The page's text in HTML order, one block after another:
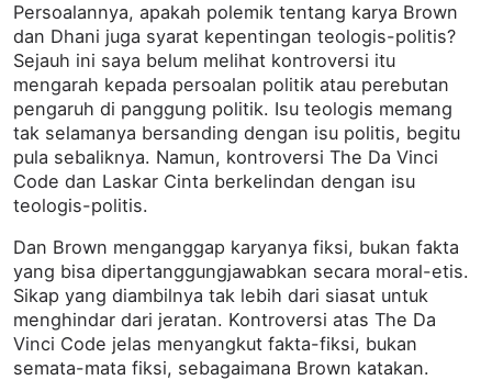
Persoalannya, apakah polemik tentang karya Brown
dan Dhani juga syarat kepentingan teologis-politis?
Sejauh ini saya belum melihat kontroversi itu
mengarah kepada persoalan politik atau perebutan
pengaruh di panggung politik. Isu teologis memang
tak selamanya bersanding dengan isu politis, begitu
pula sebaliknya. Namun, kontroversi The Da Vinci
Code dan Laskar Cinta berkelindan dengan isu
teologis-politis.
Dan Brown menganggap karyanya fiksi, bukan fakta
yang bisa dipertanggungjawabkan secara moral-etis.
Sikap yang diambilnya tak lebih dari siasat untuk
menghindar dari jeratan. Kontroversi atas The Da
Vinci Code jelas menyangkut fakta-fiksi, bukan
semata-mata fiksi, sebagaimana Brown katakan.